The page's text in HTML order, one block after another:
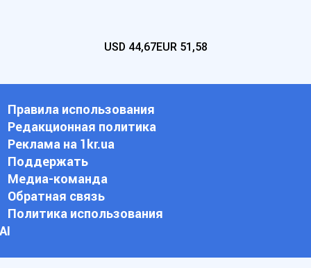
USD 44,67EUR 51,58
Правила использования
Редакционная политика
Реклама на 1kr.ua
Поддержать
Медиа-команда
Обратная связь
Политика использования
АI